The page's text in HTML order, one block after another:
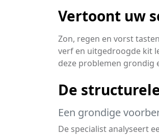
Vertoont uw
Zon, regen en vorst
verf en uitgedroogde kit
deze problemen grondig
De
Een grondige
De specialist analyseert